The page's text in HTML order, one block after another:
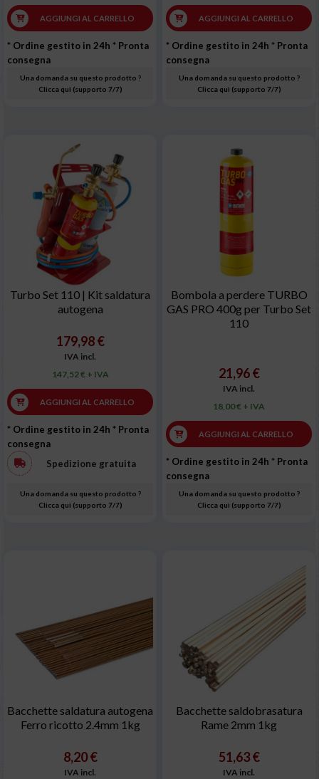
AGGIUNGI AL CARRELLO
* Ordine gestito in 24h * Pronta
consegna
Una domanda su questo prodotto ?
Clicca qui (supporto 7/7)
AGGIUNGI AL CARRELLO
* Ordine gestito in 24h * Pronta
consegna
Una domanda su questo prodotto ?
Clicca qui (supporto 7/7)
Turbo Set 110 | Kit saldatura
autogena
179,98 €
IVA incl.
147,52 € + IVA
AGGIUNGI AL CARRELLO
* Ordine gestito in 24h * Pronta
consegna
Spedizione gratuita
Una domanda su questo prodotto ?
Clicca qui (supporto 7/7)
Bombola a perdere TURBO
GAS PRO 400g per Turbo Set
110
21,96 €
IVA incl.
18,00 € + IVA
AGGIUNGI AL CARRELLO
* Ordine gestito in 24h * Pronta
consegna
Una domanda su questo prodotto ?
Clicca qui (supporto 7/7)
Bacchette saldatura autogena
Ferro ricotto 2.4mm 1kg
8,20 €
IVA incl.
Bacchette saldobrasatura
Rame 2mm 1kg
51,63 €
IVA incl.